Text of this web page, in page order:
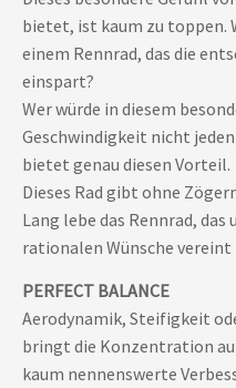
bietet, ist kaum zu toppen.
einem Rennrad, das die
einspart?
Wer würde in diesem
Geschwindigkeit nicht
bietet genau diesen Vorteil.
Dieses Rad gibt ohne
Lang lebe das Rennrad,
rationalen Wünsche vereint
PERFECT BALANCE
Aerodynamik, Steifigkeit
bringt die Konzentration
kaum nennenswerte